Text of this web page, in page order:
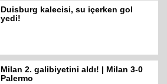
Duisburg kalecisi, su içerken gol
yedi!
Milan 2. galibiyetini aldı! | Milan 3-0
Palermo